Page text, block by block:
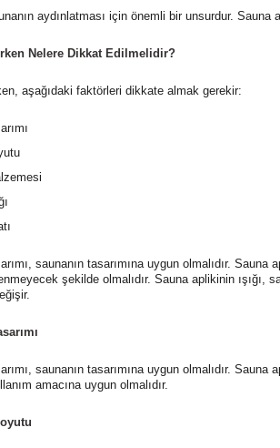
aydınlatması için önemli bir unsurdur.
Nelere Dikkat Edilmelidir?
aşağıdaki faktörleri dikkate almak gerekir:
saunanın tasarımına uygun olmalıdır.
şekilde olmalıdır. Sauna aplikinin
saunanın tasarımına uygun olmalıdır.
amacına uygun olmalıdır.